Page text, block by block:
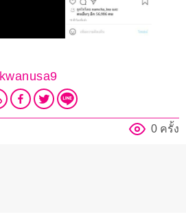
kwanusa9
0 ครั้ง